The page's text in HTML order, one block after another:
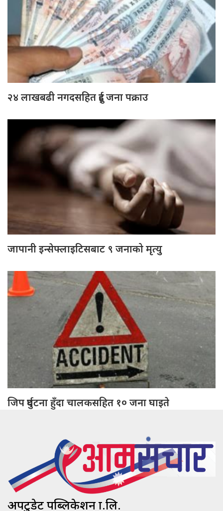
२४ लाखबढी नगदसहित दुई जना पक्राउ
जापानी इन्सेफ्लाइटिसबाट ९ जनाको मृत्यु
जिप दुर्घटना हुँदा चालकसहित १० जना घाइते
अपटुडेट पब्लिकेशन प्रा.लि.